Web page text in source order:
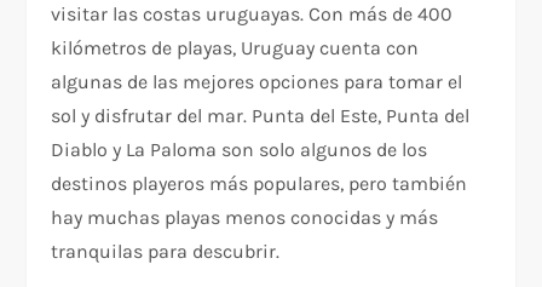
visitar las costas uruguayas. Con más de 400
kilómetros de playas, Uruguay cuenta con
algunas de las mejores opciones para tomar el
sol y disfrutar del mar. Punta del Este, Punta del
Diablo y La Paloma son solo algunos de los
destinos playeros más populares, pero también
hay muchas playas menos conocidas y más
tranquilas para descubrir.